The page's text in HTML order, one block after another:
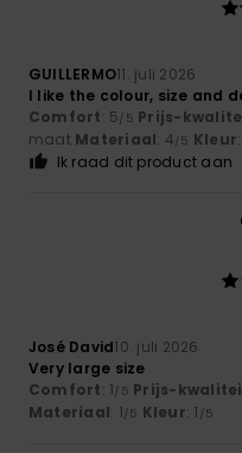
GUILLERMO11. juli 2026
I like the colour, size and
Comfort: 5/5 Prijs-
maat Materiaal: 4/5 Kleur
Ik raad dit product aan
José David10. juli 2026
Very large size
Comfort: 1/5 Prijs-
Materiaal: 1/5 Kleur: 1 /5